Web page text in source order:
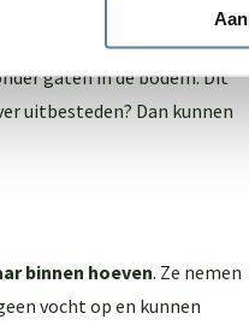
zijn stevigheid
grond.
gaten in de bodem. Dit
uitbesteden? Dan kunnen
binnen hoeven. Ze nemen
vocht op en kunnen